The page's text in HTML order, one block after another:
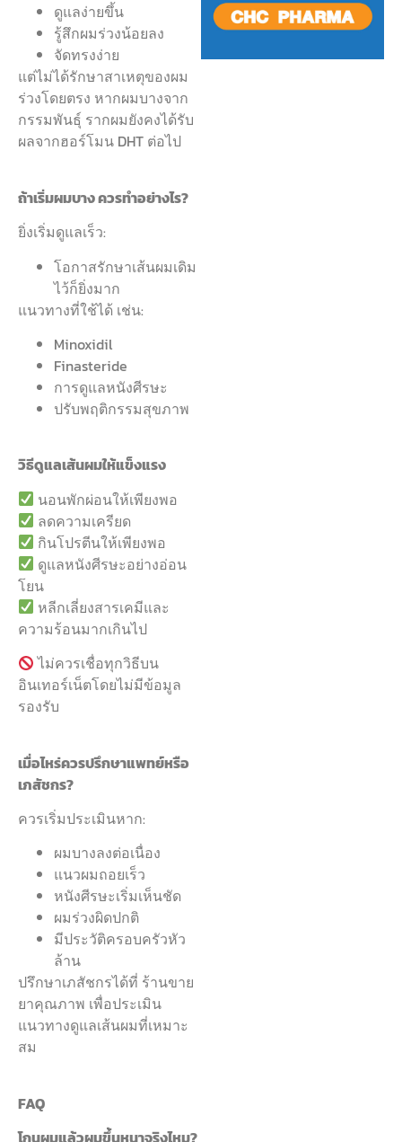
ดูแลง่ายขึ้น
รู้สึกผมร่วงน้อยลง
จัดทรงง่าย
แต่ไม่ได้รักษาสาเหตุของผม
ร่วงโดยตรง หากผมบางจาก
กรรมพันธุ์ รากผมยังคงได้รับ
ผลจากฮอร์โมน DHT ต่อไป
ถ้าเริ่มผมบาง ควรทำอย่างไร?
ยิ่งเริ่มดูแลเร็ว:
โอกาสรักษาเส้นผมเดิม
ไว้ก็ยิ่งมาก
แนวทางที่ใช้ได้ เช่น:
Minoxidil
Finasteride
การดูแลหนังศีรษะ
ปรับพฤติกรรมสุขภาพ
วิธีดูแลเส้นผมให้แข็งแรง
นอนพักผ่อนให้เพียงพอ
ลดความเครียด
กินโปรตีนให้เพียงพอ
ดูแลหนังศีรษะอย่างอ่อน
โยน
หลีกเลี่ยงสารเคมีและ
ความร้อนมากเกินไป
ไม่ควรเชื่อทุกวิธีบน
อินเทอร์เน็ตโดยไม่มีข้อมูล
รองรับ
เมื่อไหร่ควรปรึกษาแพทย์หรือ
เภสัชกร?
ควรเริ่มประเมินหาก:
ผมบางลงต่อเนื่อง
แนวผมถอยเร็ว
หนังศีรษะเริ่มเห็นชัด
ผมร่วงผิดปกติ
มีประวัติครอบครัวหัว
ล้าน
ปรึกษาเภสัชกรได้ที่ ร้านขาย
ยาคุณภาพ เพื่อประเมิน
แนวทางดูแลเส้นผมที่เหมาะ
สม
FAQ
โกนผมแล้วผมขึ้นหนาจริงไหม?